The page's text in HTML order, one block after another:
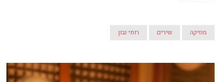
מוזיקה שירים רותי נבון